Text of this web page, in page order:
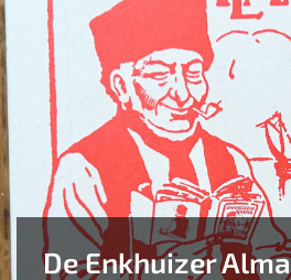
De Enkhuizer